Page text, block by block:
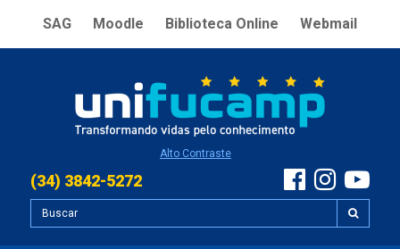
SAG Moodle Biblioteca Online Webmail
Alto Contraste
(34) 3842-5272